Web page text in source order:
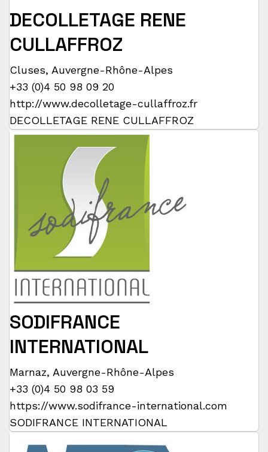
DECOLLETAGE RENE
CULLAFFROZ
Cluses, Auvergne-Rhône-Alpes
+33 (0)4 50 98 09 20
http://www.decolletage-cullaffroz.fr
DECOLLETAGE RENE CULLAFFROZ
SODIFRANCE
INTERNATIONAL
Marnaz, Auvergne-Rhône-Alpes
+33 (0)4 50 98 03 59
https://www.sodifrance-international.com
SODIFRANCE INTERNATIONAL